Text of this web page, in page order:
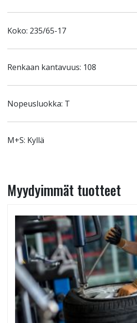
Koko: 235/65-17
Renkaan kantavuus: 108
Nopeusluokka: T
M+S: Kyllä
Myydyimmät tuotteet